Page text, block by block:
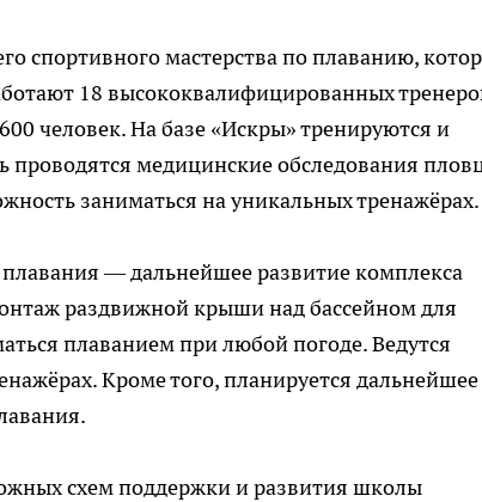
спортивного мастерства по плаванию,
18 высококвалифицированных
человек. На базе «Искры» тренируются и
проводятся медицинские обследования
заниматься на уникальных тренажёрах.
— дальнейшее развитие комплекса
раздвижной крыши над бассейном для
плаванием при любой погоде. Ведутся
Кроме того, планируется дальнейшее
схем поддержки и развития школы